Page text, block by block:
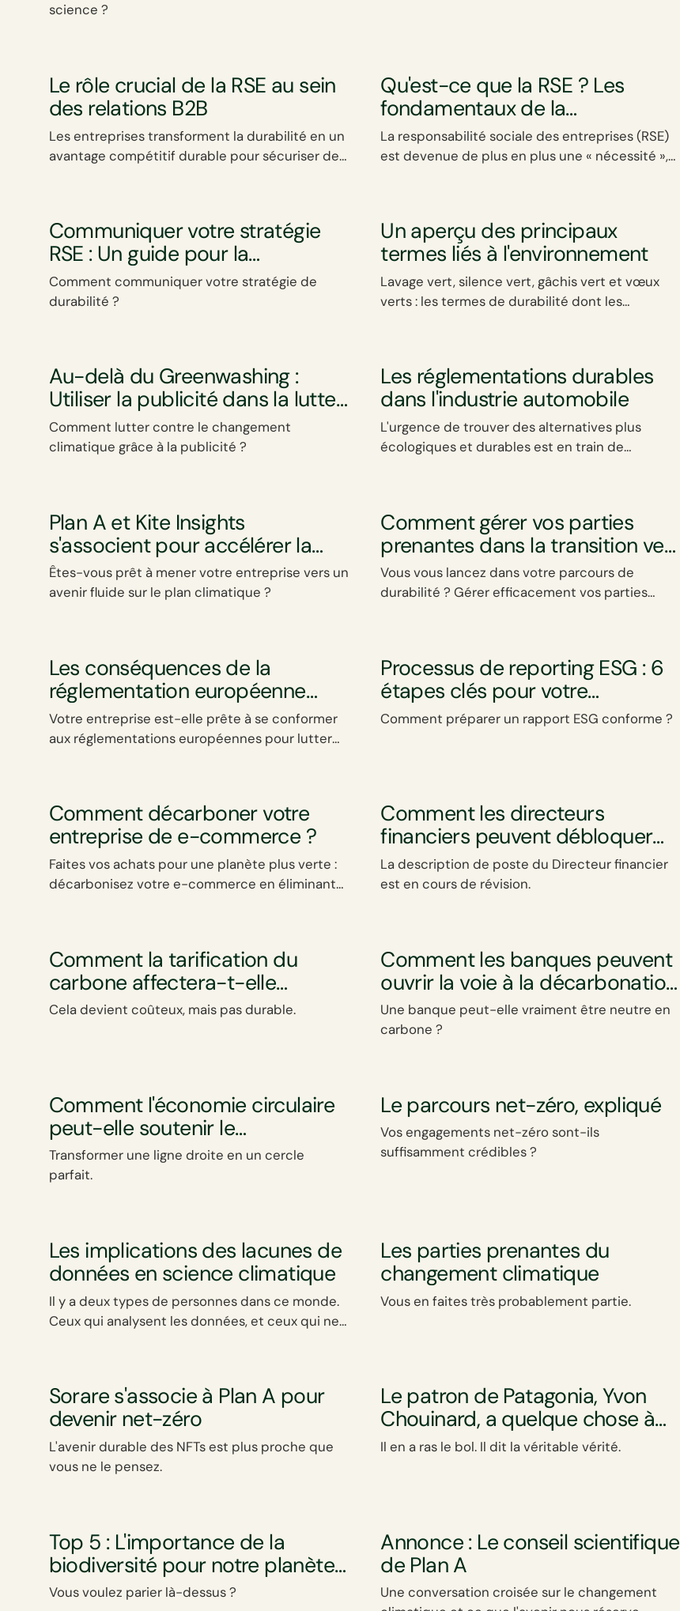
science ?
Le rôle crucial de la RSE au sein
des relations B2B
Les entreprises transforment la durabilité en un
avantage compétitif durable pour sécuriser des
Qu'est-ce que la RSE ? Les
fondamentaux de la
Responsabilité Sociale des
Entreprises
La responsabilité sociale des entreprises (RSE)
est devenue de plus en plus une « nécessité »,
Communiquer votre stratégie
RSE : Un guide pour la
transparence et la
responsabilité
Comment communiquer votre stratégie de
durabilité ?
Un aperçu des principaux
termes liés à l'environnement
Lavage vert, silence vert, gâchis vert et vœux
verts : les termes de durabilité dont les
Au-delà du Greenwashing :
Utiliser la publicité dans la lutte
contre le changement
climatique.
Comment lutter contre le changement
climatique grâce à la publicité ?
Les réglementations durables
dans l'industrie automobile
L'urgence de trouver des alternatives plus
écologiques et durables est en train de
Plan A et Kite Insights
s'associent pour accélérer la
décarbonation des entreprises
Êtes-vous prêt à mener votre entreprise vers un
avenir fluide sur le plan climatique ?
Comment gérer vos parties
prenantes dans la transition vers
le zéro carbone
Vous vous lancez dans votre parcours de
durabilité ? Gérer efficacement vos parties
Les conséquences de la
réglementation européenne
contre le greenwashing pour
votre entreprise
Votre entreprise est-elle prête à se conformer
aux réglementations européennes pour lutter
Processus de reporting ESG : 6
étapes clés pour votre
entreprise
Comment préparer un rapport ESG conforme ?
Comment décarboner votre
entreprise de e-commerce ?
Faites vos achats pour une planète plus verte :
décarbonisez votre e-commerce en éliminant
Comment les directeurs
financiers peuvent débloquer
des opportunités via la RSE
La description de poste du Directeur financier
est en cours de révision.
Comment la tarification du
carbone affectera-t-elle
l'agenda mondial de
Cela devient coûteux, mais pas durable.
Comment les banques peuvent
ouvrir la voie à la décarbonation
mondiale
Une banque peut-elle vraiment être neutre en
carbone ?
Comment l'économie circulaire
peut-elle soutenir le
développement durable ?
Transformer une ligne droite en un cercle
parfait.
Le parcours net-zéro, expliqué
Vos engagements net-zéro sont-ils
suffisamment crédibles ?
Les implications des lacunes de
données en science climatique
Il y a deux types de personnes dans ce monde.
Ceux qui analysent les données, et ceux qui ne
Les parties prenantes du
changement climatique
Vous en faites très probablement partie.
Sorare s'associe à Plan A pour
devenir net-zéro
L'avenir durable des NFTs est plus proche que
vous ne le pensez.
Le patron de Patagonia, Yvon
Chouinard, a quelque chose à
partager
Il en a ras le bol. Il dit la véritable vérité.
Top 5 : L'importance de la
biodiversité pour notre planète
et ses habitants
Vous voulez parier là-dessus ?
Annonce : Le conseil scientifique
de Plan A
Une conversation croisée sur le changement